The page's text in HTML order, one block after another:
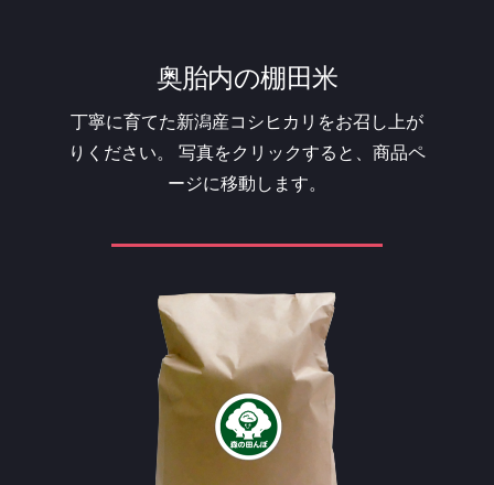
奥胎内の棚田米
丁寧に育てた新潟産コシヒカリをお召し上が
りください。
写真をクリックすると、商品ペ
ージに移動します。